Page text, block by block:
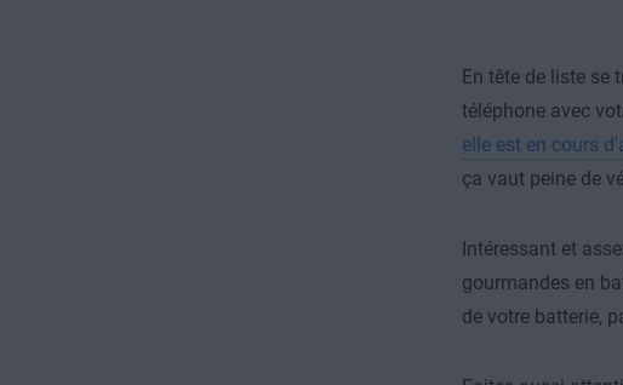
En tête de liste se
téléphone avec
elle est en cours
ça vaut peine de
Intéressant et
gourmandes en
de votre batterie,